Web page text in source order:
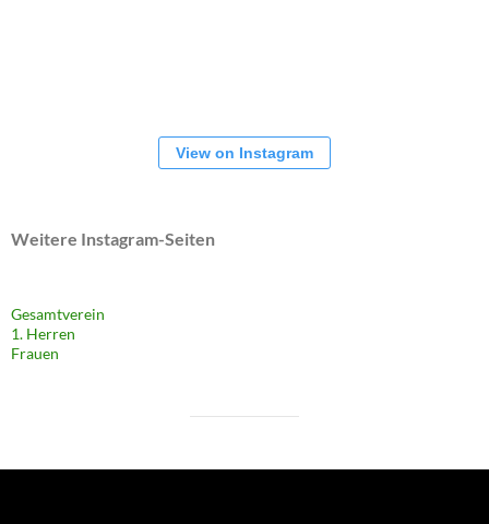
View on Instagram
Weitere Instagram-Seiten
Gesamtverein
1. Herren
Frauen